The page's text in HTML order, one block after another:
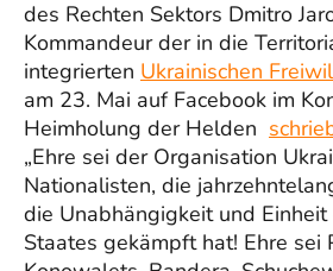
des Rechten Sektors Dmitro
Kommandeur der in die
integrierten Ukrainischen
am 23. Mai auf Facebook im
Heimholung der Helden
„Ehre sei der Organisation
Nationalisten, die
die Unabhängigkeit und Einheit
Staates gekämpft hat! Ehre sei